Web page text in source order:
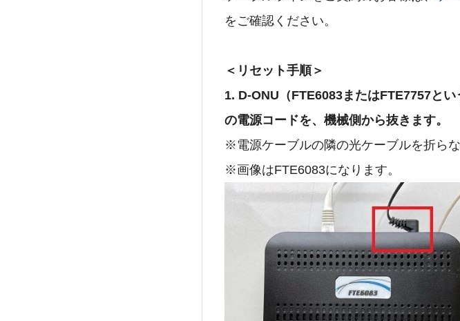
をご確認ください。
＜リセット手順＞
1. D-ONU（FTE6083またはFTE7757と
の電源コードを、機械側から抜きます。
※電源ケーブルの隣の光ケーブルを折ら
※画像はFTE6083になります。